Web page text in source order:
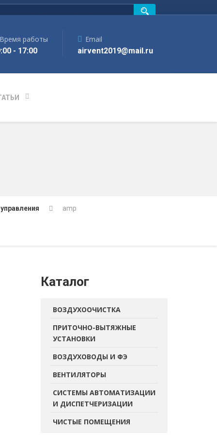
Время работы
- 17:00
Email
airvent2019@mail.ru
amp
Каталог
ВОЗДУХООЧИСТКА
ПРИТОЧНО-ВЫТЯЖНЫЕ
УСТАНОВКИ
ВОЗДУХОВОДЫ И ФЭ
ВЕНТИЛЯТОРЫ
СИСТЕМЫ АВТОМАТИЗАЦИИ
И ДИСПЕТЧЕРИЗАЦИИ
ЧИСТЫЕ ПОМЕЩЕНИЯ